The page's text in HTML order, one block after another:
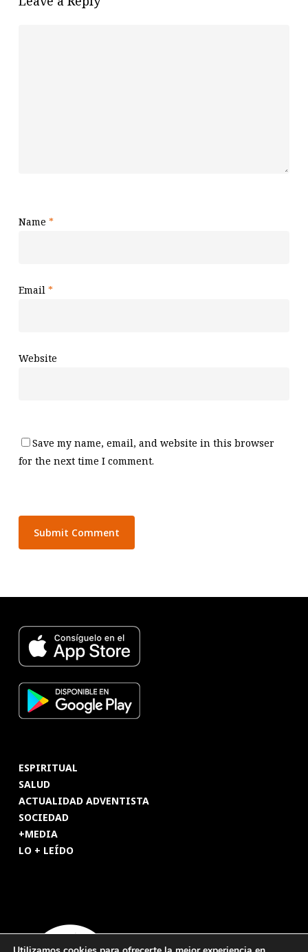
Name *
Email *
Website
Save my name, email, and website in this browser
for the next time I comment.
ESPIRITUAL
SALUD
ACTUALIDAD ADVENTISTA
SOCIEDAD
+MEDIA
LO + LEÍDO